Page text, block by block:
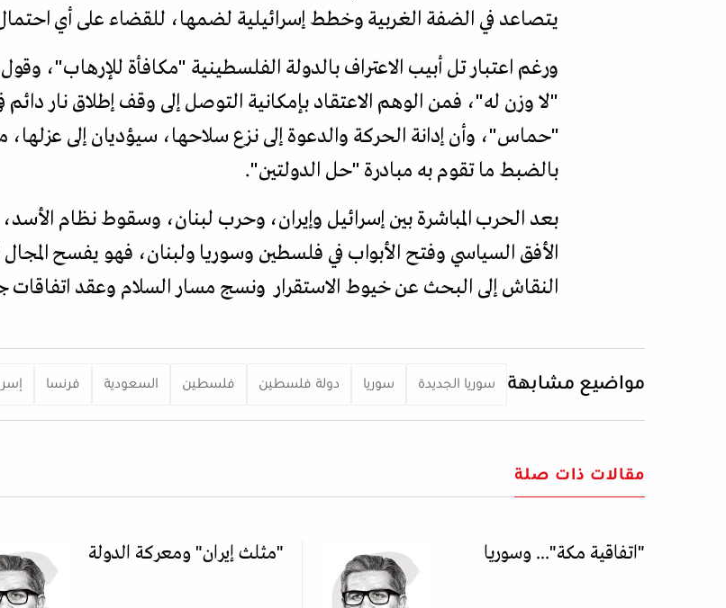
يتصاعد في الضفة الغربية وخطط إسرائيلية لضمها، للقضاء على أي
ورغم اعتبار تل أبيب الاعتراف بالدولة الفلسطينية "مكافأة للإرهاب"،
"لا وزن له"، فمن الوهم الاعتقاد بإمكانية التوصل إلى وقف إطلاق نار
"حماس"، وأن إدانة الحركة والدعوة إلى نزع سلاحها، سيؤديان إلى
بالضبط ما تقوم به مبادرة "حل الدولتين".
بعد الحرب المباشرة بين إسرائيل وإيران، وحرب لبنان، وسقوط نظام
الأفق السياسي وفتح الأبواب في فلسطين وسوريا ولبنان، فهو يفسح
النقاش إلى البحث عن خيوط الاستقرار ونسج مسار السلام وعقد اتفاقات
مواضيع مشابهة سوريا الجديدة سوريا دولة فلسطين فلسطين السعودية فرنسا
مقالات ذات صلة
"اتفاقية مكة"... وسوريا "مثلث إيران" ومعركة الدولة